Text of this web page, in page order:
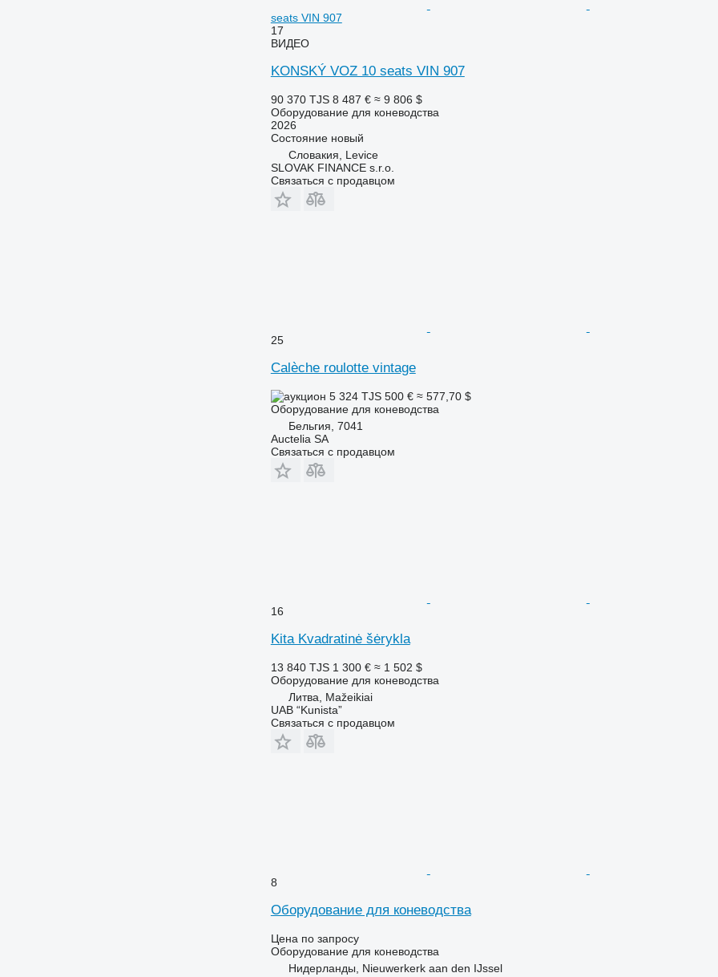
seats VIN 907
17
ВИДЕО
KONSKÝ VOZ 10 seats VIN 907
90 370 TJS 8 487 € ≈ 9 806 $
Оборудование для коневодства
2026
Состояниеновый
Словакия, Levice
SLOVAK FINANCE s.r.o.
Связаться с продавцом
25
Calèche roulotte vintage
5 324 TJS 500 € ≈ 577,70 $
Оборудование для коневодства
Бельгия, 7041
Auctelia SA
Связаться с продавцом
16
Kita Kvadratinė šėrykla
13 840 TJS 1 300 € ≈ 1 502 $
Оборудование для коневодства
Литва, Mažeikiai
UAB “Kunista”
Связаться с продавцом
8
Оборудование для коневодства
Цена по запросу
Оборудование для коневодства
Нидерланды, Nieuwerkerk aan den IJssel